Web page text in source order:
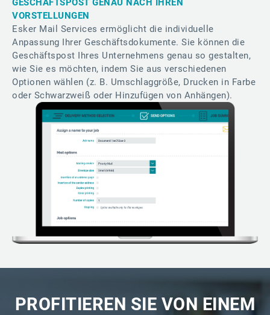
GESCHÄFTSPOST GENAU NACH IHREN
VORSTELLUNGEN
Esker Mail Services ermöglicht die individuelle
Anpassung Ihrer Geschäftsdokumente. Sie können die
Geschäftspost Ihres Unternehmens genau so gestalten,
wie Sie es möchten, indem Sie aus verschiedenen
Optionen wählen (z. B. Umschlaggröße, Drucken in Farbe
oder Schwarzweiß oder Hinzufügen von Anhängen).
PROFITIEREN SIE VON EINEM